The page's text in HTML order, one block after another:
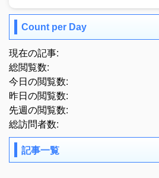
Count per Day
現在の記事:
総閲覧数:
今日の閲覧数:
昨日の閲覧数:
先週の閲覧数:
総訪問者数:
記事一覧